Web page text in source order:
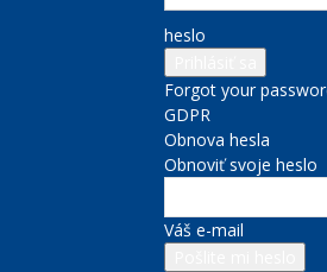
heslo
Forgot your
GDPR
Obnova hesla
Obnoviť svoje heslo
Váš e-mail